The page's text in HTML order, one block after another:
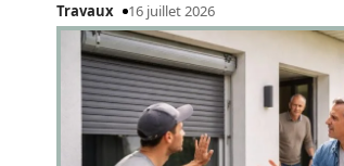
Travaux 16 juillet 2026